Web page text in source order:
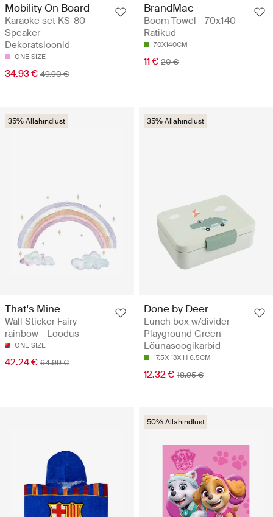
Mobility On Board
Karaoke set KS-80
Speaker -
Dekoratsioonid
ONE SIZE
34.93 € 49.90 €
BrandMac
Boom Towel - 70x140 -
Rätikud
70X140CM
11 € 20 €
35% Allahindlust
That's Mine
Wall Sticker Fairy
rainbow - Loodus
ONE SIZE
42.24 € 64.99 €
35% Allahindlust
Done by Deer
Lunch box w/divider
Playground Green -
Lõunasöögikarbid
17.5X 13X H 6.5CM
12.32 € 18.95 €
50% Allahindlust